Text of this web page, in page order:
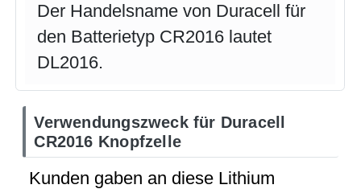
Der Handelsname von Duracell für
den Batterietyp CR2016 lautet
DL2016.
Verwendungszweck für Duracell
CR2016 Knopfzelle
Kunden gaben an diese Lithium